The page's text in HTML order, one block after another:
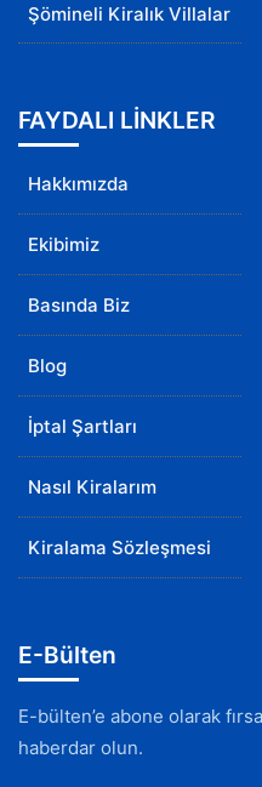
Şömineli Kiralık Villalar
FAYDALI LİNKLER
Hakkımızda
Ekibimiz
Basında Biz
Blog
İptal Şartları
Nasıl Kiralarım
Kiralama Sözleşmesi
E-Bülten
E-bülten’e abone olarak
haberdar olun.